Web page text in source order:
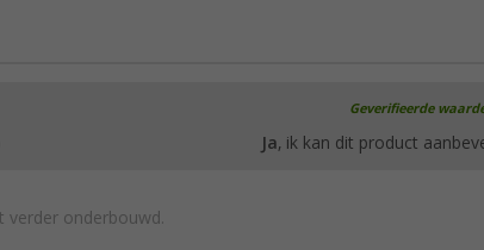
Geverifieerde
Ja, ik kan dit product
verder onderbouwd.